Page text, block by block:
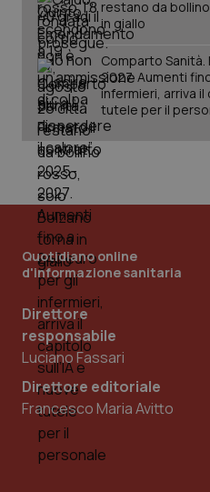
restano da
in giallo
Comparto
2027. Aumenti
infermieri, arriva
tutele per il
Quotidiano online
d'informazione sanitaria
Direttore
responsabile
Luciano Fassari
Direttore editoriale
Francesco Maria Avitto
_ga_KM60CM4NPH